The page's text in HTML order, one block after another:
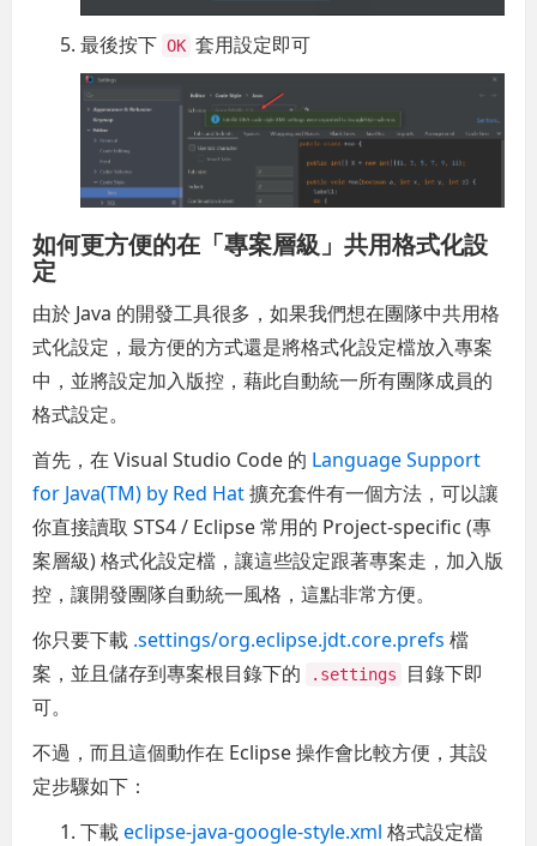
最後按下 OK 套用設定即可
如何更方便的在「專案層級」共用格式化設
定
由於 Java 的開發工具很多，如果我們想在團隊中共用格
式化設定，最方便的方式還是將格式化設定檔放入專案
中，並將設定加入版控，藉此自動統一所有團隊成員的
格式設定。
首先，在 Visual Studio Code 的 Language Support
for Java(TM) by Red Hat擴充套件有一個方法，可以讓
你直接讀取 STS4 / Eclipse 常用的 Project-specific (專
案層級) 格式化設定檔，讓這些設定跟著專案走，加入版
控，讓開發團隊自動統一風格，這點非常方便。
你只要下載 .settings/org.eclipse.jdt.core.prefs 檔
案，並且儲存到專案根目錄下的
.settings
目錄下即
可。
不過，而且這個動作在 Eclipse 操作會比較方便，其設
定步驟如下：
下載eclipse-java-google-style.xml 格式設定檔